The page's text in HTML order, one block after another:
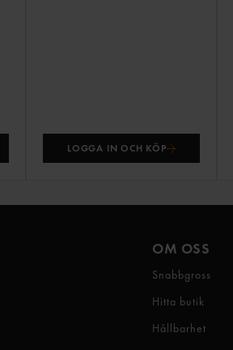
LOGGA IN OCH KÖP
OM OSS
Snabbgross
Hitta butik
Hållbarhet